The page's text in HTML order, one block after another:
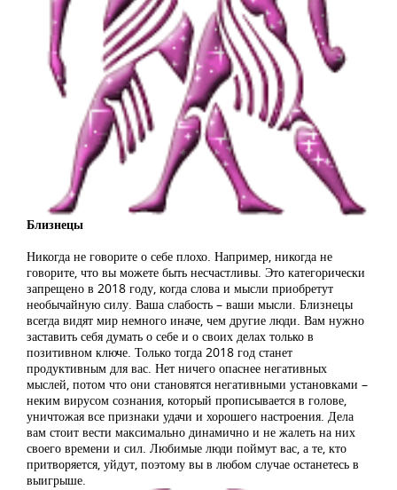
Близнецы
Никогда не говорите о себе плохо. Например, никогда не
говорите, что вы можете быть несчастливы. Это категорически
запрещено в 2018 году, когда слова и мысли приобретут
необычайную силу. Ваша слабость – ваши мысли. Близнецы
всегда видят мир немного иначе, чем другие люди. Вам нужно
заставить себя думать о себе и о своих делах только в
позитивном ключе. Только тогда 2018 год станет
продуктивным для вас. Нет ничего опаснее негативных
мыслей, потом что они становятся негативными установками –
неким вирусом сознания, который прописывается в голове,
уничтожая все признаки удачи и хорошего настроения. Дела
вам стоит вести максимально динамично и не жалеть на них
своего времени и сил. Любимые люди поймут вас, а те, кто
притворяется, уйдут, поэтому вы в любом случае останетесь в
выигрыше.